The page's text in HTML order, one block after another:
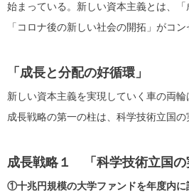
始まっている。新しい資本主義とは、
「コロナ後の新しい社会の開拓」がコン
「成長と分配の好循環」
新しい資本主義を実現していく車の両輪
成長戦略の第一の柱は、科学技術立国の
成長戦略１ 「科学技術立国の
①十兆円規模の大学ファンドを年度内に